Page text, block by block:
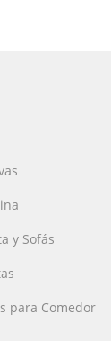
y Sofás
para Comedor